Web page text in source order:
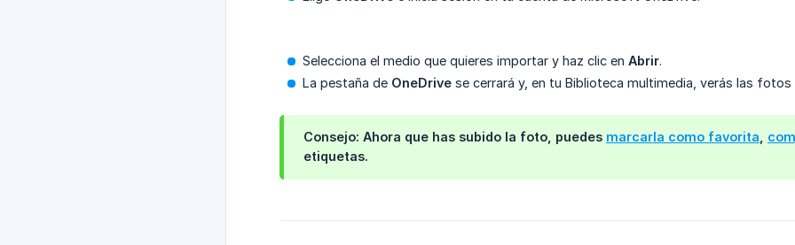
Selecciona el medio que quieres importar y haz clic en Abrir.
La pestaña de OneDrive se cerrará y, en tu Biblioteca multimedia, verás las
Consejo: Ahora que has subido la foto, puedes marcarla como favorita
etiquetas.